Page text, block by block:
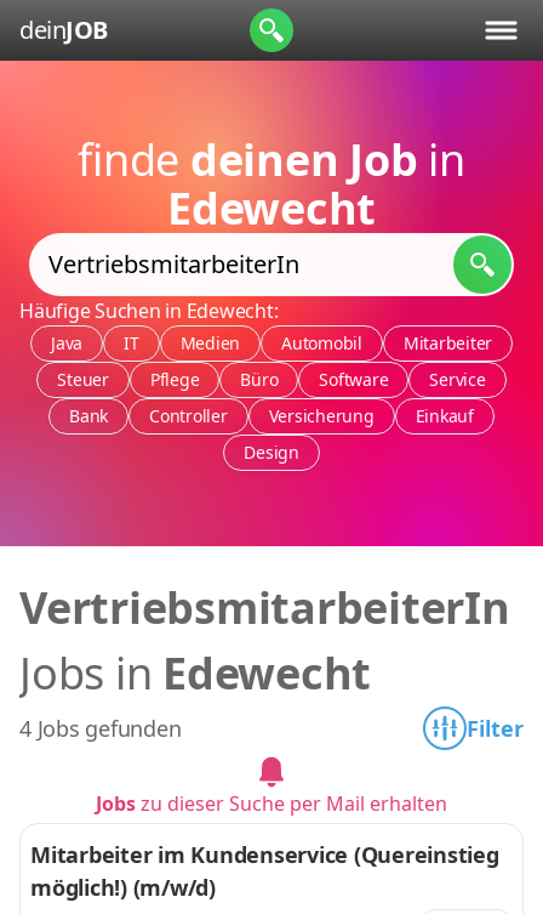
deinJOB
finde deinen Job in
Edewecht
Häufige Suchen in Edewecht:
Java IT Medien Automobil
Mitarbeiter
Steuer
Pflege Büro Software
Service
Bank
Controller Versicherung
Einkauf
Design
VertriebsmitarbeiterIn
Jobs in Edewecht
4 Jobs gefunden Filter
Jobszu dieser Suche per Mail erhalten
Mitarbeiter im Kundenservice (Quereinstieg
möglich!) (m/w/d)